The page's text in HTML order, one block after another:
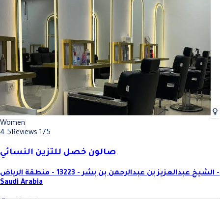
Women
4.5Reviews 175
صالون خصل للتزين النسائي
الشيخ عبدالعزيز بن عبدالرحمن بن بشر - 13223 - منطقة الرياض -
Saudi Arabia